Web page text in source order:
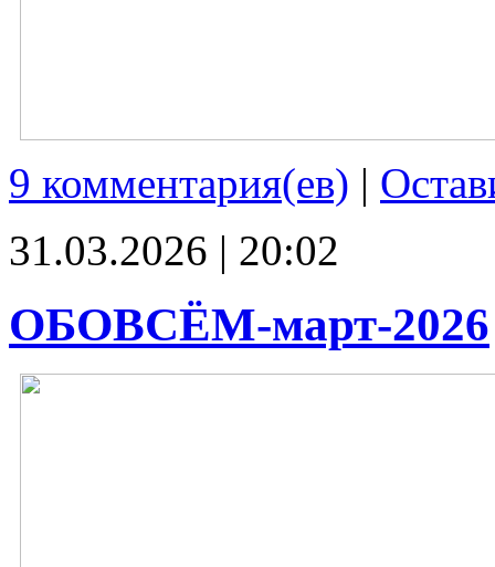
9 комментария(ев) |
31.03.2026 | 20:02
ОБОВСЁМ-март-2026